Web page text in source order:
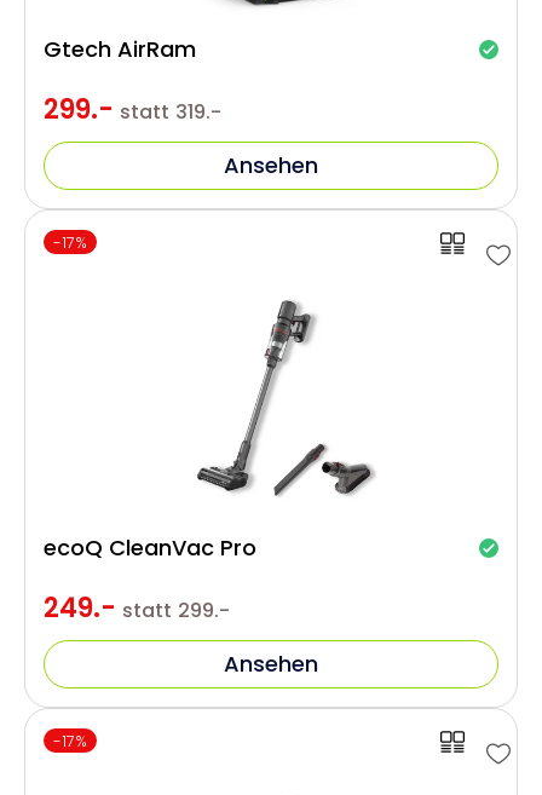
299.- statt 319.-
Gtech AirRam
Ansehen
-17%
249.- statt 299.-
ecoQ CleanVac Pro
Ansehen
-17%